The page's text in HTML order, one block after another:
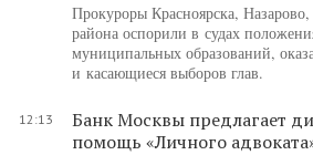
Прокуроры Красноярска,
района оспорили в судах
муниципальных образований,
и касающиеся выборов глав.
12:13
Банк Москвы предлагает
помощь «Личного